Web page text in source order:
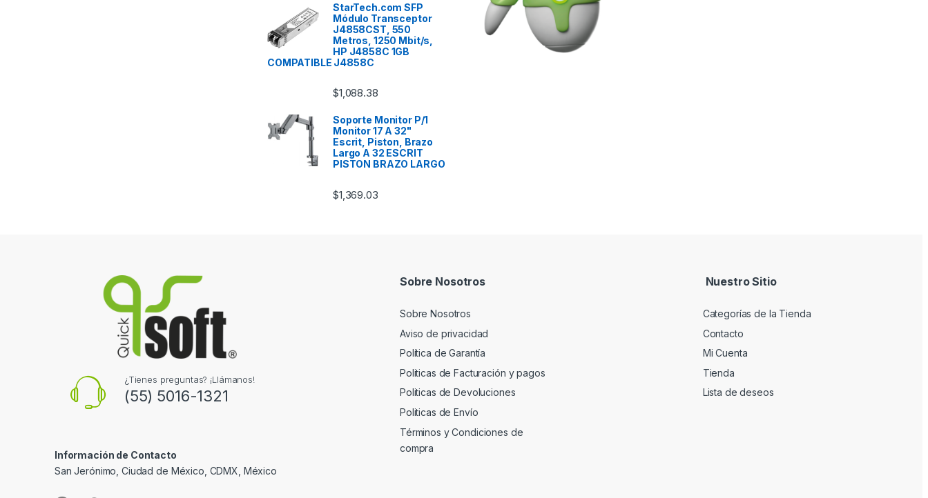
StarTech.com SFP
Módulo Transceptor
J4858CST, 550
Metros, 1250 Mbit/s,
HP J4858C 1GB
COMPATIBLE J4858C
$1,088.38
Soporte Monitor P/1
Monitor 17 A 32"
Escrit, Piston, Brazo
Largo A 32 ESCRIT
PISTON BRAZO LARGO
$1,369.03
¿Tienes preguntas? ¡Llámanos!
(55) 5016-1321
Información de Contacto
San Jerónimo, Ciudad de México, CDMX, México
Sobre Nosotros
Sobre Nosotros
Aviso de privacidad
Política de Garantía
Politicas de Facturación y pagos
Politicas de Devoluciones
Politicas de Envío
Términos y Condiciones de
compra
Nuestro Sitio
Categorías de la Tienda
Contacto
Mi Cuenta
Tienda
Lista de deseos